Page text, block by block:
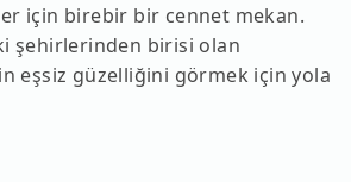
için birebir bir cennet mekan.
şehirlerinden birisi olan
eşsiz güzelliğini görmek için yola